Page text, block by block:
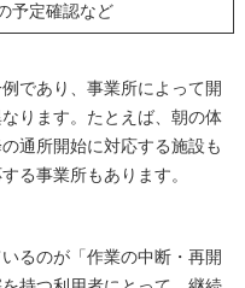
予定確認など
であり、事業所によって開
ります。たとえば、朝の体
通所開始に対応する施設も
る事業所もあります。
るのが「作業の中断・再開